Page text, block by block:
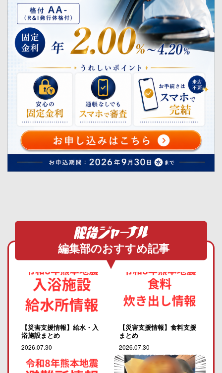
編集部のおすすめ記事
【災害支援情報】給水・入
浴施設まとめ
2026.07.30
【災害支援情報】食料支援
まとめ
2026.07.30